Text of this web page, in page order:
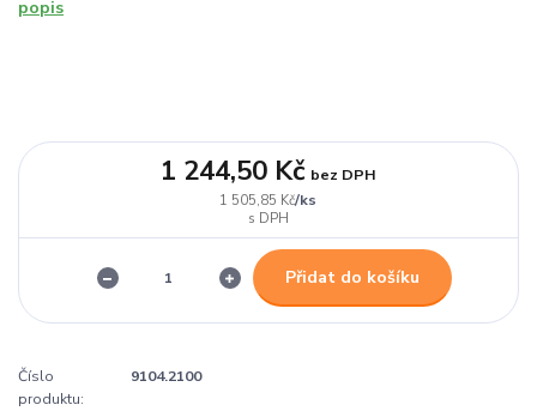
popis
1 505,85 Kč/ks
1 244,50 Kč bez DPH
Přidat do košíku
Číslo
produktu:
9104.2100